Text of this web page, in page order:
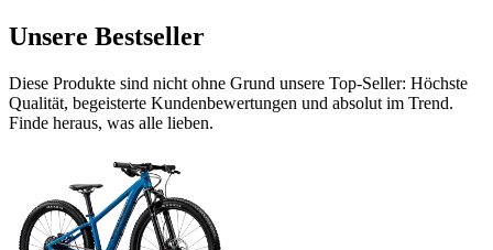
Unsere Bestseller
Diese Produkte sind nicht ohne Grund unsere Top-Seller: Höchste
Qualität, begeisterte Kundenbewertungen und absolut im Trend.
Finde heraus, was alle lieben.